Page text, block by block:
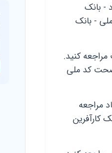
- بانک
- بانک
کنید.
صحت کد ملی
مراجعه
کارآفرین